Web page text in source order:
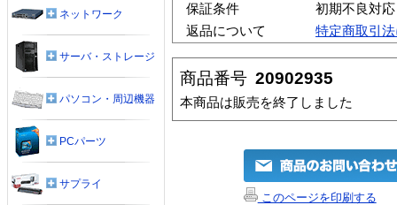
保証条件
初期不良対
返品について
特定商取引
商品番号 20902935
本商品は販売を終了しました
このページを印刷する
ネットワーク
サーバ・ストレージ
パソコン・周辺機器
PCパーツ
サプライ